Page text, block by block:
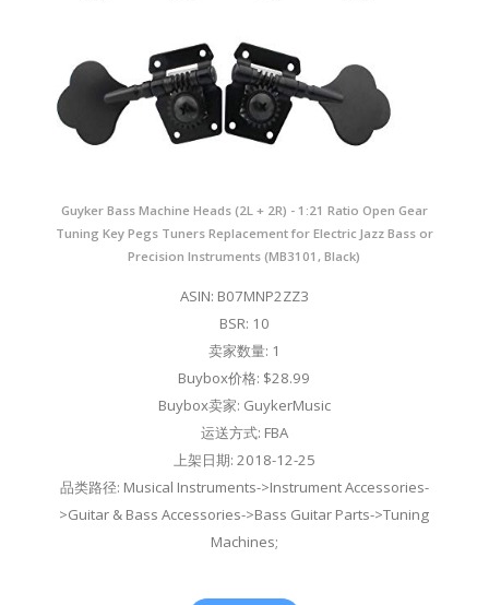
Guyker Bass Machine Heads (2L + 2R) - 1:21 Ratio Open Gear
Tuning Key Pegs Tuners Replacement for Electric Jazz Bass or
Precision Instruments (MB3101, Black)
ASIN: B07MNP2ZZ3
BSR: 10
卖家数量: 1
Buybox价格: $28.99
Buybox卖家: GuykerMusic
运送方式: FBA
上架日期: 2018-12-25
品类路径: Musical Instruments->Instrument Accessories-
>Guitar & Bass Accessories->Bass Guitar Parts->Tuning
Machines;